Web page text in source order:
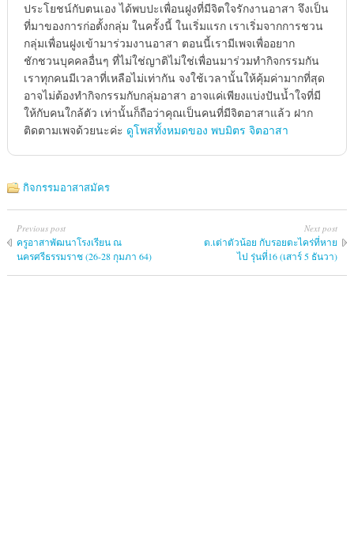
ประโยชน์กับตนเอง ได้พบปะเพื่อนฝูงที่มีจิตใจรักงานอาสา จึงเป็น
ที่มาของการก่อตั้งกลุ่ม ในครั้งนี้ ในเริ่มแรก เราเริ่มจากการชวน
กลุ่มเพื่อนฝูงเข้ามาร่วมงานอาสา ตอนนี้เรามีเพจเพื่ออยาก
ชักชวนบุคคลอื่นๆ ที่ไม่ใช่ญาติไม่ใช่เพื่อนมาร่วมทำกิจกรรมกัน
เราทุกคนมีเวลาที่เหลือไม่เท่ากัน จงใช้เวลานั้นให้คุ้มค่ามากที่สุด
อาจไม่ต้องทำกิจกรรมกับกลุ่มอาสา อาจแค่เพียงแบ่งปันน้ำใจที่มี
ให้กับคนใกล้ตัว เท่านั้นก็ถือว่าคุณเป็นคนที่มีจิตอาสาแล้ว ฝาก
ติดตามเพจด้วยนะค่ะ ดูโพสทั้งหมดของ พบมิตร จิตอาสา
กิจกรรมอาสาสมัคร
Previous post
ครูอาสาพัฒนาโรงเรียน ณ
นครศรีธรรมราช (26-28 กุมภา 64)
Next post
ต.เต่าตัวน้อย กับรอยตะไคร่ที่หาย
ไป รุ่นที่16 (เสาร์ 5 ธันวา)